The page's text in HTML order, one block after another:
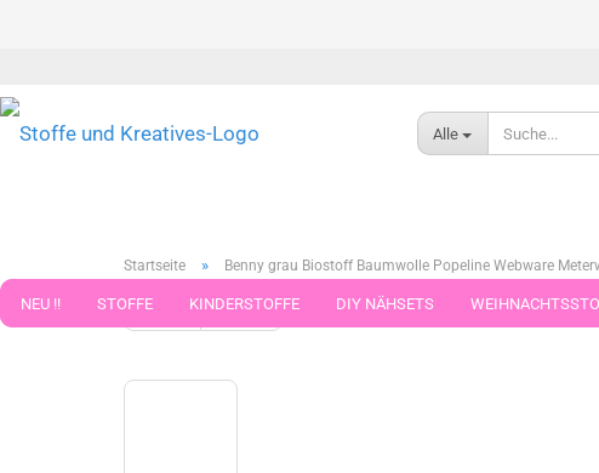
Alle
NEU !! STOFFE KINDERSTOFFE DIY NÄHSETS
Startseite » Benny grau Biostoff Baumwolle Popeline Webware
weiter » Letzter » 14 Artikel in dieser Kategorie